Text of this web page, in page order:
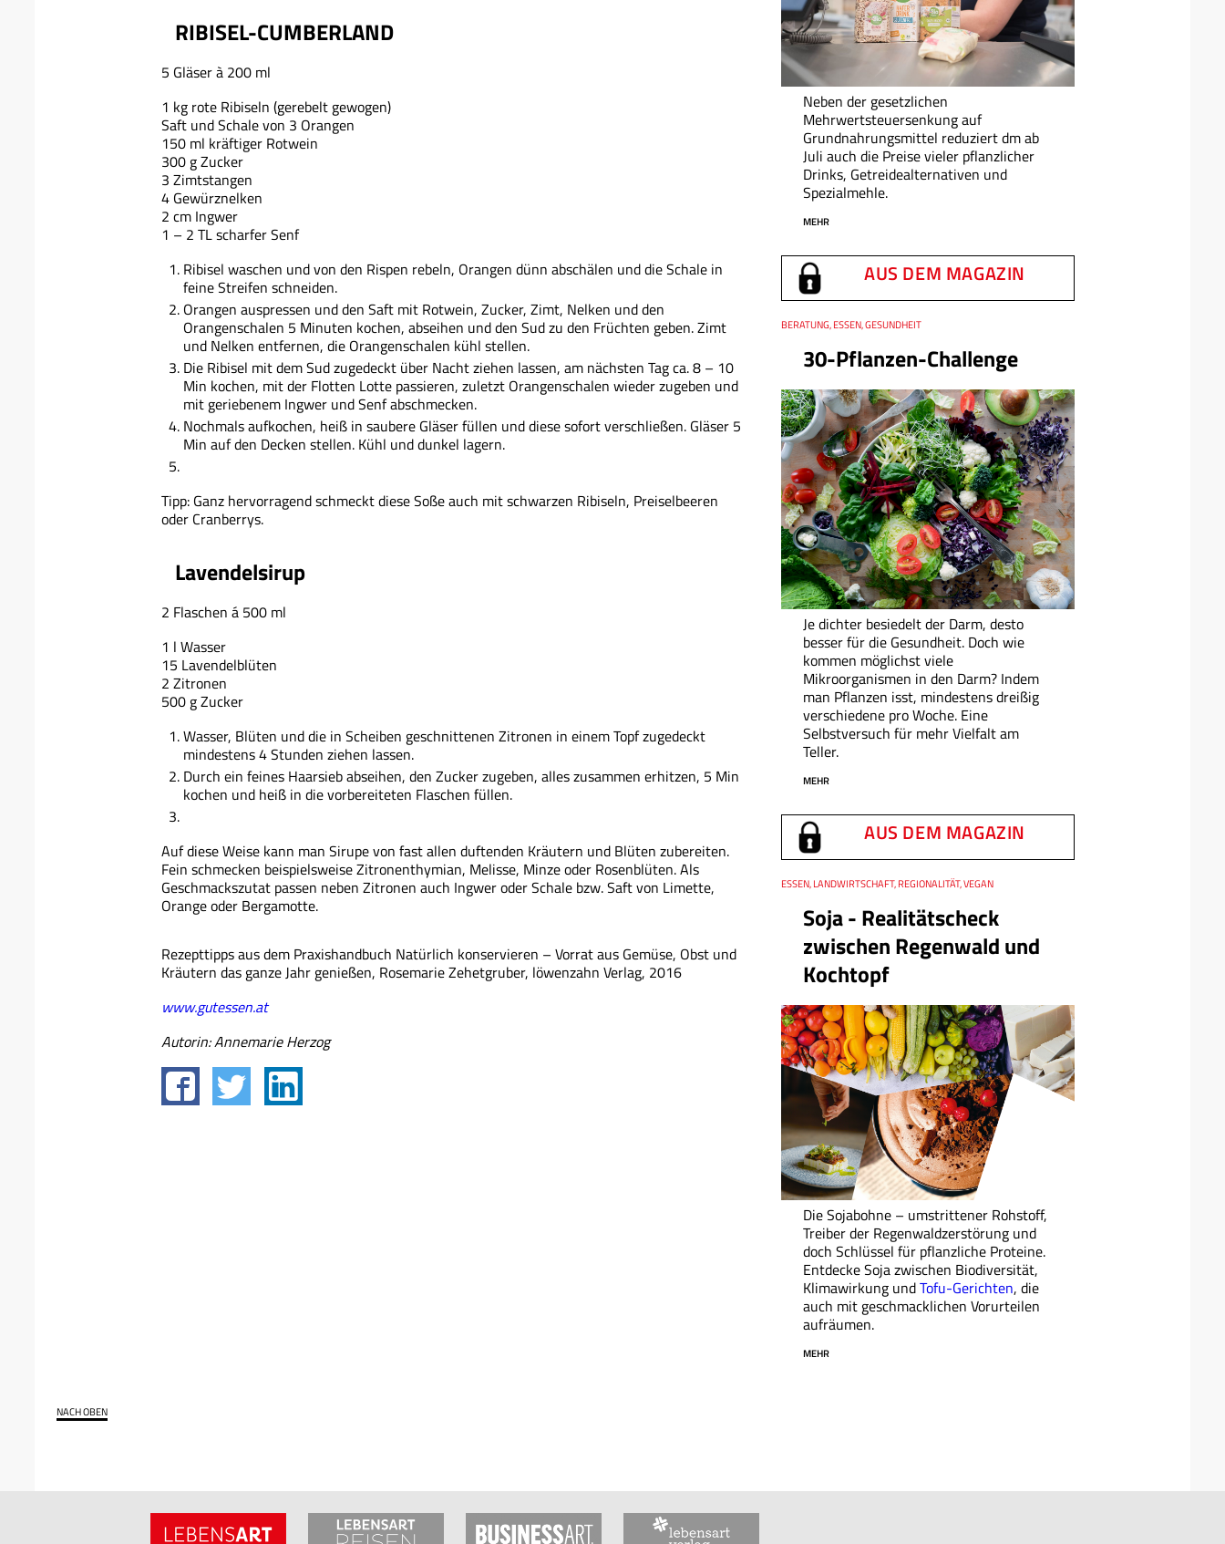
RIBISEL-CUMBERLAND
5 Gläser à 200 ml
1 kg rote Ribiseln (gerebelt gewogen)
Saft und Schale von 3 Orangen
150 ml kräftiger Rotwein
300 g Zucker
3 Zimtstangen
4 Gewürznelken
2 cm Ingwer
1 – 2 TL scharfer Senf
Ribisel waschen und von den Rispen rebeln, Orangen dünn abschälen und die Schale in
feine Streifen schneiden.
Orangen auspressen und den Saft mit Rotwein, Zucker, Zimt, Nelken und den
Orangenschalen 5 Minuten kochen, abseihen und den Sud zu den Früchten geben. Zimt
und Nelken entfernen, die Orangenschalen kühl stellen.
Die Ribisel mit dem Sud zugedeckt über Nacht ziehen lassen, am nächsten Tag ca. 8 – 10
Min kochen, mit der Flotten Lotte passieren, zuletzt Orangenschalen wieder zugeben und
mit geriebenem Ingwer und Senf abschmecken.
Nochmals aufkochen, heiß in saubere Gläser füllen und diese sofort verschließen. Gläser 5
Min auf den Decken stellen. Kühl und dunkel lagern.
Tipp: Ganz hervorragend schmeckt diese Soße auch mit schwarzen Ribiseln, Preiselbeeren
oder Cranberrys.
Lavendelsirup
2 Flaschen á 500 ml
1 l Wasser
15 Lavendelblüten
2 Zitronen
500 g Zucker
Wasser, Blüten und die in Scheiben geschnittenen Zitronen in einem Topf zugedeckt
mindestens 4 Stunden ziehen lassen.
Durch ein feines Haarsieb abseihen, den Zucker zugeben, alles zusammen erhitzen, 5 Min
kochen und heiß in die vorbereiteten Flaschen füllen.
Auf diese Weise kann man Sirupe von fast allen duftenden Kräutern und Blüten zubereiten.
Fein schmecken beispielsweise Zitronenthymian, Melisse, Minze oder Rosenblüten. Als
Geschmackszutat passen neben Zitronen auch Ingwer oder Schale bzw. Saft von Limette,
Orange oder Bergamotte.
Rezepttipps aus dem Praxishandbuch Natürlich konservieren – Vorrat aus Gemüse, Obst und
Kräutern das ganze Jahr genießen, Rosemarie Zehetgruber, löwenzahn Verlag, 2016
www.gutessen.at
Autorin: Annemarie Herzog
Neben der gesetzlichen
Mehrwertsteuersenkung auf
Grundnahrungsmittel reduziert dm ab
Juli auch die Preise vieler pflanzlicher
Drinks, Getreidealternativen und
Spezialmehle.
MEHR
AUS DEM MAGAZIN
30-Pflanzen-Challenge
Thema
BERATUNG, ESSEN, GESUNDHEIT
Je dichter besiedelt der Darm, desto
besser für die Gesundheit. Doch wie
kommen möglichst viele
Mikroorganismen in den Darm? Indem
man Pflanzen isst, mindestens dreißig
verschiedene pro Woche. Eine
Selbstversuch für mehr Vielfalt am
Teller.
MEHR
AUS DEM MAGAZIN
Soja - Realitätscheck
zwischen Regenwald und
Kochtopf
Thema
ESSEN, LANDWIRTSCHAFT, REGIONALITÄT, VEGAN
Die Sojabohne – umstrittener Rohstoff,
Treiber der Regenwaldzerstörung und
doch Schlüssel für pflanzliche Proteine.
Entdecke Soja zwischen Biodiversität,
Klimawirkung undTofu-Gerichten, die
auch mit geschmacklichen Vorurteilen
aufräumen.
MEHR
NACH OBEN